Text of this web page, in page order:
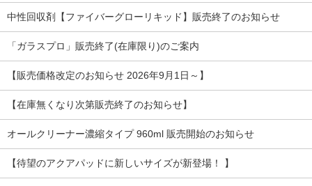
中性回収剤【ファイバーグローリキッド】販売終了のお知らせ
「ガラスプロ」販売終了(在庫限り)のご案内
【販売価格改定のお知らせ 2026年9月1日～】
【在庫無くなり次第販売終了のお知らせ】
オールクリーナー濃縮タイプ 960ml 販売開始のお知らせ
【待望のアクアパッドに新しいサイズが新登場！ 】